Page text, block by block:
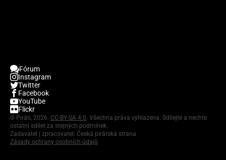
Fórum
Instagram
Twitter
Facebook
YouTube
Flickr
© Piráti, 2026. CC-BY-SA 4.0. Všechna práva vyhlazena. Sdílejte a nechte
ostatní sdílet za stejných podmínek.
Zadavatel | zpracovatel: Česká pirátská strana
Zásady ochrany osobních údajů